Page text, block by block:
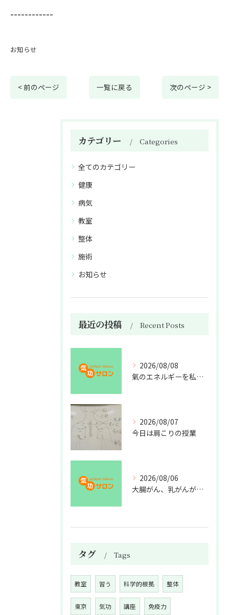
------------
お知らせ
< 前のページ 一覧に戻る 次のページ >
カテゴリー Categories
全てのカテゴリー
健康
病気
教室
整体
施術
お知らせ
最近の投稿 Recent Posts
2026/08/08
氣のエネルギーを私利私欲のために使うな
2026/08/07
今日は肩こりの授業
2026/08/06
大腸がん、乳がんが増えた理由
タグ Tags
教室 習う 科学的根拠 整体
東京 気功 講座 免疫力